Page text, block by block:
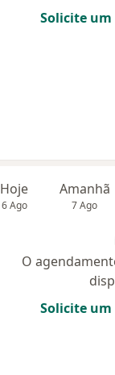
Solicite
Hoje
6 Ago
Amanhã
7 Ago
O
Solicite